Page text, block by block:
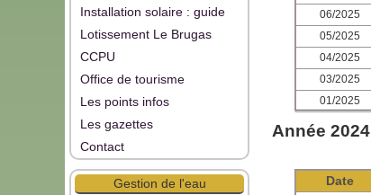
Installation solaire : guide
Lotissement Le Brugas
CCPU
Office de tourisme
Les points infos
Les gazettes
Contact
Gestion de l'eau
06/2025
05/2025
04/2025
03/2025
01/2025
Année 2024
Date